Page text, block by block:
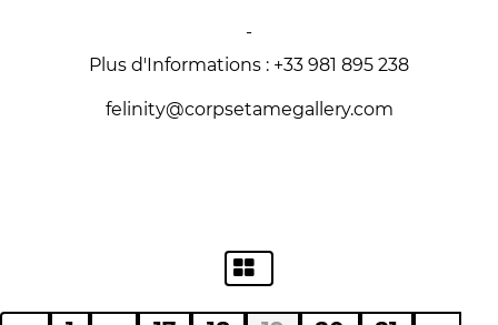
-
Plus d'Informations : +33 981 895 238
felinity@corpsetamegallery.com